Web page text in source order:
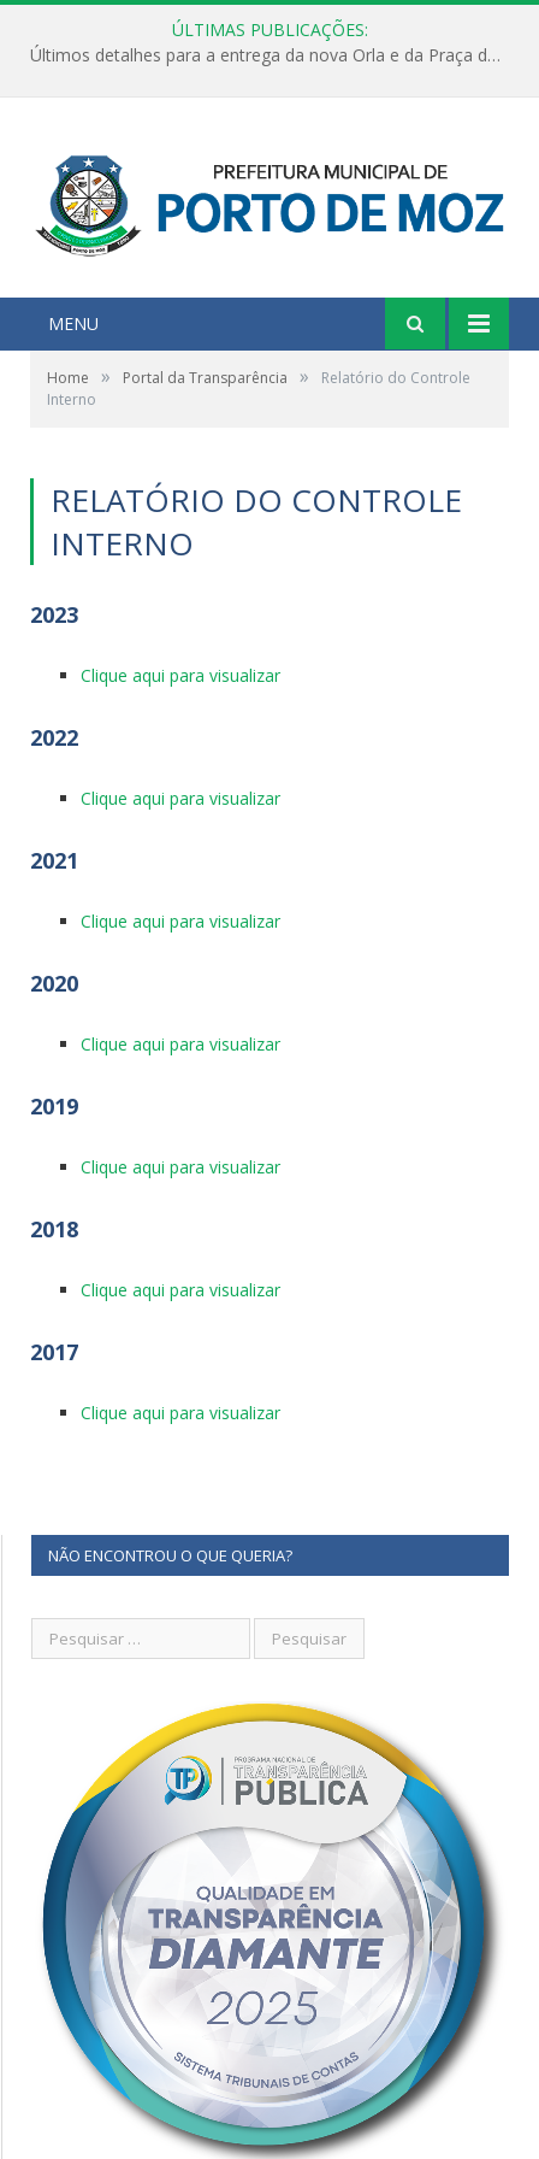
ÚLTIMAS PUBLICAÇÕES:
Últimos detalhes para a entrega da nova Orla e da Praça do Praião
MENU
Home » Portal da Transparência »
Relatório do Controle
Interno
RELATÓRIO DO CONTROLE
INTERNO
2023
Clique aqui para visualizar
2022
Clique aqui para visualizar
2021
Clique aqui para visualizar
2020
Clique aqui para visualizar
2019
Clique aqui para visualizar
2018
Clique aqui para visualizar
2017
Clique aqui para visualizar
NÃO ENCONTROU O QUE QUERIA?